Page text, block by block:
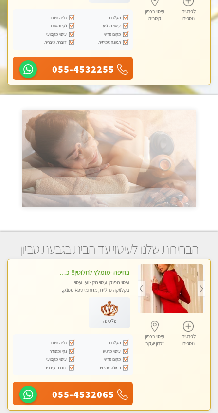
לפרטים
נוספים
עיסוי בצפון
קיסריה
מקלחת
חניה חינם
עיסוי מרגיע
נקי ומסודר
מקום פרטי
עיסוי מקצועי
תמונה אמיתית
דוברת עיברית
055-4532255
הבחירות שלנו לעיסוי עד הבית בגבעת סביון
לפרטים
נוספים
עיסוי בצפון
זכרון יעקב
בחיפה -מומלץ לחלוטין!! כל סוגי העיסויים מעסה מקצועית ואיכותית פרטי!!!
עיסוי מפנק, עיסוי מקצועי, עיסוי
בקלניקה פרטית, מתחמי ספא מפנק,
טנטרה
פלטינה
מקלחת
חניה חינם
עיסוי מרגיע
נקי ומסודר
מקום פרטי
עיסוי מקצועי
תמונה אמיתית
דוברת עיברית
055-4532065